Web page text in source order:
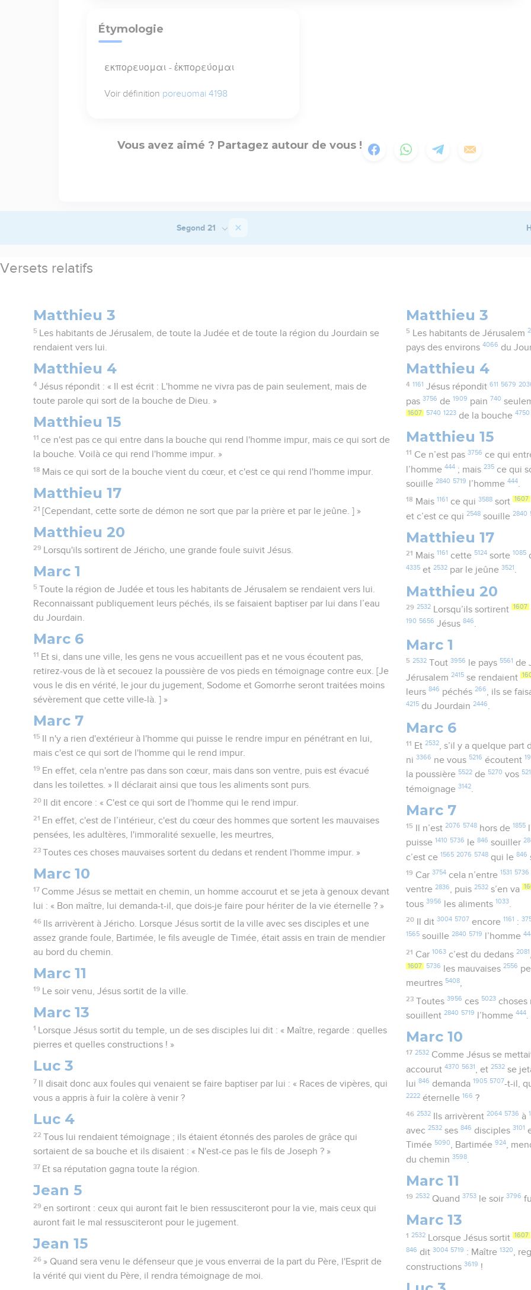
Étymologie
εκπορευομαι - ἐκπορεύομαι
Voir définition poreuomai 4198
Vous avez aimé ? Partagez autour de vous !
Segond 21
Versets relatifs
Matthieu 3
5
Les habitants de Jérusalem, de toute la Judée et de toute la région du Jourdain se
rendaient vers lui.
Matthieu 4
4 Jésus répondit : « Il est écrit : L'homme ne vivra pas de pain seulement, mais de
toute parole qui sort de la bouche de Dieu. »
Matthieu 15
11 ce n'est pas ce qui entre dans la bouche qui rend l'homme impur, mais ce qui sort de
la bouche. Voilà ce qui rend l'homme impur. »
18 Mais ce qui sort de la bouche vient du cœur, et c'est ce qui rend l'homme impur.
Matthieu 17
21 [Cependant, cette sorte de démon ne sort que par la prière et par le jeûne. ] »
Matthieu 20
29 Lorsqu'ils sortirent de Jéricho, une grande foule suivit Jésus.
Marc 1
5 Toute la région de Judée et tous les habitants de Jérusalem se rendaient vers lui.
Reconnaissant publiquement leurs péchés, ils se faisaient baptiser par lui dans l’eau
du Jourdain.
Marc 6
11 Et si, dans une ville, les gens ne vous accueillent pas et ne vous écoutent pas,
retirez-vous de là et secouez la poussière de vos pieds en témoignage contre eux. [Je
vous le dis en vérité, le jour du jugement, Sodome et Gomorrhe seront traitées moins
sévèrement que cette ville-là. ] »
Marc 7
15
Il n'y a rien d'extérieur à l'homme qui puisse le rendre impur en pénétrant en lui,
mais c'est ce qui sort de l'homme qui le rend impur.
19 En effet, cela n'entre pas dans son cœur, mais dans son ventre, puis est évacué
dans les toilettes. » Il déclarait ainsi que tous les aliments sont purs.
20 Il dit encore : « C'est ce qui sort de l'homme qui le rend impur.
21 En effet, c'est de l’intérieur, c'est du cœur des hommes que sortent les mauvaises
pensées, les adultères, l'immoralité sexuelle, les meurtres,
23 Toutes ces choses mauvaises sortent du dedans et rendent l'homme impur. »
Marc 10
17 Comme Jésus se mettait en chemin, un homme accourut et se jeta à genoux devant
lui : « Bon maître, lui demanda-t-il, que dois-je faire pour hériter de la vie éternelle ? »
46
Ils arrivèrent à Jéricho. Lorsque Jésus sortit de la ville avec ses disciples et une
assez grande foule, Bartimée, le fils aveugle de Timée, était assis en train de mendier
au bord du chemin.
Marc 11
19 Le soir venu, Jésus sortit de la ville.
Marc 13
1
Lorsque Jésus sortit du temple, un de ses disciples lui dit : « Maître, regarde : quelles
pierres et quelles constructions ! »
Luc 3
7
Il disait donc aux foules qui venaient se faire baptiser par lui : « Races de vipères, qui
vous a appris à fuir la colère à venir ?
Luc 4
22 Tous lui rendaient témoignage ; ils étaient étonnés des paroles de grâce qui
sortaient de sa bouche et ils disaient : « N'est-ce pas le fils de Joseph ? »
37 Et sa réputation gagna toute la région.
Jean 5
29 en sortiront : ceux qui auront fait le bien ressusciteront pour la vie, mais ceux qui
auront fait le mal ressusciteront pour le jugement.
Jean 15
26 » Quand sera venu le défenseur que je vous enverrai de la part du Père, l'Esprit de
la vérité qui vient du Père, il rendra témoignage de moi.
Matthieu 3
5 Les habitants de Jérusalem
pays des environs4066 du
Matthieu 4
4 1161 Jésus répondit 611 5679
pas3756 de 1909 pain 740
1607 5740 1223 de la bouche4750
Matthieu 15
11 Ce n’est pas 3756 ce qui
l’homme444 ; mais235 ce qui
souille2840 5719 l’homme444.
18 Mais 1161 ce qui 3588sort 1607
et c’est ce qui2548 souille2840
Matthieu 17
21 Mais 1161 cette 5124sorte 1085
4335 et2532 par le jeûne3521.
Matthieu 20
29 2532Lorsqu’ils sortirent 1607
190 5656 Jésus846.
Marc 1
5 2532Tout 3956 le pays 5561 de
Jérusalem2415 se rendaient
leurs846 péchés266, ils se
4215 du Jourdain2446.
Marc 6
11 Et 2532, s’il y a quelque part
ni3366 ne vous 5216 écoutent
la poussière 5522 de 5270 vos
témoignage3142
Marc 7
15 Il n’est 2076 5748hors de 1855
puisse1410 5736 le846 souiller
c’est ce 1565 2076 5748 qui le846
19 Car 3754cela n’entre 1531 5736
ventre2836, puis2532 s’en va
tous3956 les aliments 1033
20 Il dit 3004 5707 encore 1161 :
1565 souille2840 5719 l’homme
21 Car 1063c’est du dedans 2081
1607 5736 les mauvaises2556
meurtres 5408,
23 Toutes 3956 ces 5023choses
souillent2840 5719 l’homme444.
Marc 10
17 2532Comme Jésus se
accourut4370 5631 , et2532 se
lui846 demanda 1905 5707-t-il,
2222 éternelle166 ?
46 2532Ils arrivèrent 2064 5736 à
avec2532 ses846 disciples3101
Timée 5090, Bartimée924,
du chemin3598
Marc 11
19 2532Quand 3753le soir 3796
Marc 13
1 2532Lorsque Jésus sortit 1607
846 dit3004 5719 : Maître 1320,
constructions3619 !